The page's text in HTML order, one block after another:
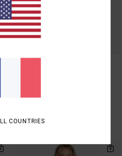
Homme
21,00 €
COUNTRIES